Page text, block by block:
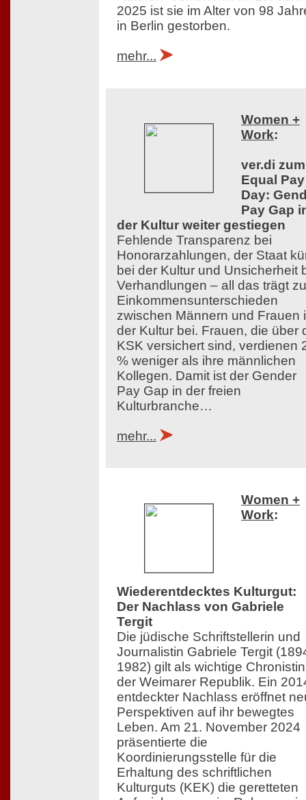
2025 ist sie im Alter von 98
in Berlin gestorben.
mehr...
Women +
Work:
ver.di zum
Equal Pay
Day:
Pay Gap
der Kultur weiter gestiegen
Fehlende Transparenz bei
Honorarzahlungen, der Staat
bei der Kultur und Unsicherheit
Verhandlungen – all das trägt zu
Einkommensunterschieden
zwischen Männern und Frauen
der Kultur bei. Frauen, die über
KSK versichert sind, verdienen
% weniger als ihre männlichen
Kollegen. Damit ist der Gender
Pay Gap in der freien
Kulturbranche…
mehr...
Women +
Work:
Wiederentdecktes Kulturgut:
Der Nachlass von Gabriele
Tergit
Die jüdische Schriftstellerin und
Journalistin Gabriele Tergit
1982) gilt als wichtige Chronistin
der Weimarer Republik. Ein
entdeckter Nachlass eröffnet
Perspektiven auf ihr bewegtes
Leben. Am 21. November 2024
präsentierte die
Koordinierungsstelle für die
Erhaltung des schriftlichen
Kulturguts (KEK) die geretteten